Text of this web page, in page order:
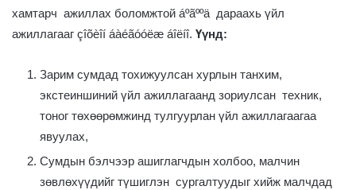
хамтарч ажиллах боломжтой áºãººä дараахь үйл
ажиллагааг çîõèîí áàéãóóëæ áîëíî. Үүнд:
Зарим сумдад тохижуулсан хурлын танхим,
экстеиншиний үйл ажиллагаанд зориулсан техник,
тоног төхөөрөмжинд тулгуурлан үйл ажиллагаагаа
явуулах,
Сумдын бэлчээр ашиглагчдын холбоо, малчин
зөвлөхүүдийг түшиглэн сургалтуудыг хийж малчдад